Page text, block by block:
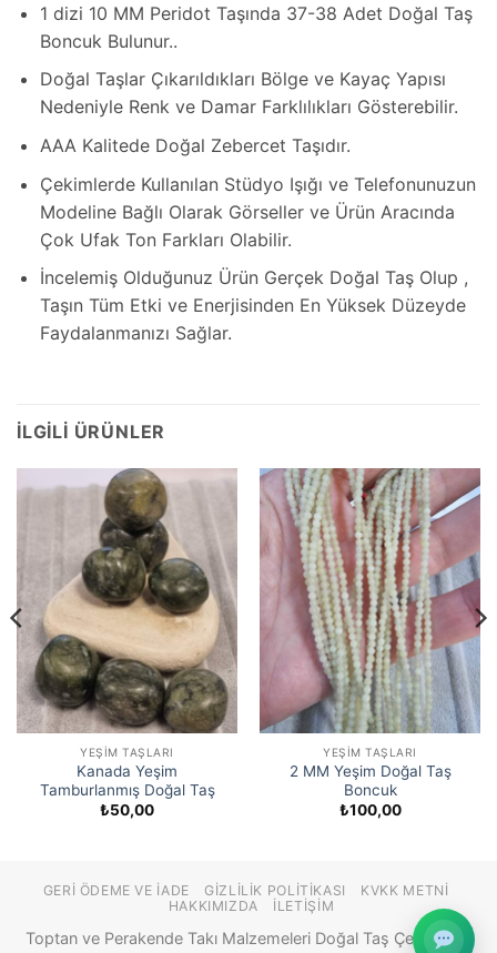
1 dizi 10 MM Peridot Taşında 37-38 Adet Doğal Taş
Boncuk Bulunur..
Doğal Taşlar Çıkarıldıkları Bölge ve Kayaç Yapısı
Nedeniyle Renk ve Damar Farklılıkları Gösterebilir.
AAA Kalitede Doğal Zebercet Taşıdır.
Çekimlerde Kullanılan Stüdyo Işığı ve Telefonunuzun
Modeline Bağlı Olarak Görseller ve Ürün Aracında
Çok Ufak Ton Farkları Olabilir.
İncelemiş Olduğunuz Ürün Gerçek Doğal Taş Olup ,
Taşın Tüm Etki ve Enerjisinden En Yüksek Düzeyde
Faydalanmanızı Sağlar.
İLGILI ÜRÜNLER
YEŞIM TAŞLARI
Kanada Yeşim
Tamburlanmış Doğal Taş
₺50,00
YEŞIM TAŞLARI
2 MM Yeşim Doğal Taş
Boncuk
₺100,00
GERI ÖDEME VE İADE GIZLILIK POLITIKASI
KVKK METNI
HAKKIMIZDA
İLETIŞIM
Toptan ve Perakende Takı Malzemeleri Doğal Taş Çeşitleri ©